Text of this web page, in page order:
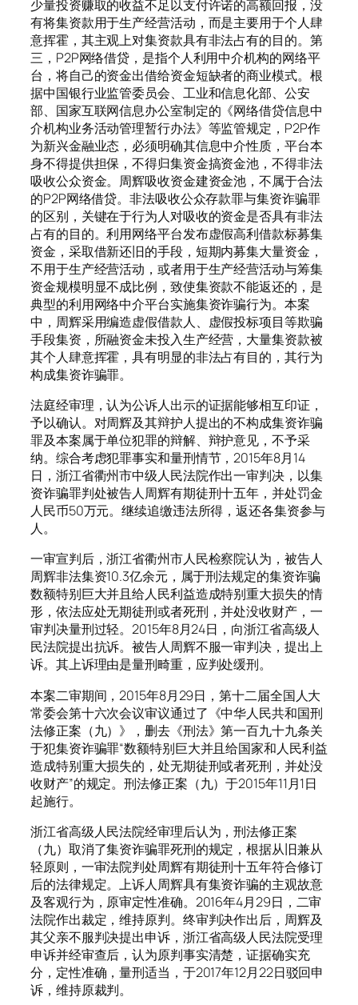
少量投资赚取的收益不足以支付许诺的高额回报，没
有将集资款用于生产经营活动，而是主要用于个人肆
意挥霍，其主观上对集资款具有非法占有的目的。第
三，P2P网络借贷，是指个人利用中介机构的网络平
台，将自己的资金出借给资金短缺者的商业模式。根
据中国银行业监管委员会、工业和信息化部、公安
部、国家互联网信息办公室制定的《网络借贷信息中
介机构业务活动管理暂行办法》等监管规定，P2P作
为新兴金融业态，必须明确其信息中介性质，平台本
身不得提供担保，不得归集资金搞资金池，不得非法
吸收公众资金。周辉吸收资金建资金池，不属于合法
的P2P网络借贷。非法吸收公众存款罪与集资诈骗罪
的区别，关键在于行为人对吸收的资金是否具有非法
占有的目的。利用网络平台发布虚假高利借款标募集
资金，采取借新还旧的手段，短期内募集大量资金，
不用于生产经营活动，或者用于生产经营活动与筹集
资金规模明显不成比例，致使集资款不能返还的，是
典型的利用网络中介平台实施集资诈骗行为。本案
中，周辉采用编造虚假借款人、虚假投标项目等欺骗
手段集资，所融资金未投入生产经营，大量集资款被
其个人肆意挥霍，具有明显的非法占有目的，其行为
构成集资诈骗罪。
法庭经审理，认为公诉人出示的证据能够相互印证，
予以确认。对周辉及其辩护人提出的不构成集资诈骗
罪及本案属于单位犯罪的辩解、辩护意见，不予采
纳。综合考虑犯罪事实和量刑情节，2015年8月14
日，浙江省衢州市中级人民法院作出一审判决，以集
资诈骗罪判处被告人周辉有期徒刑十五年，并处罚金
人民币50万元。继续追缴违法所得，返还各集资参与
人。
一审宣判后，浙江省衢州市人民检察院认为，被告人
周辉非法集资10.3亿余元，属于刑法规定的集资诈骗
数额特别巨大并且给人民利益造成特别重大损失的情
形，依法应处无期徒刑或者死刑，并处没收财产，一
审判决量刑过轻。2015年8月24日，向浙江省高级人
民法院提出抗诉。被告人周辉不服一审判决，提出上
诉。其上诉理由是量刑畸重，应判处缓刑。
本案二审期间，2015年8月29日，第十二届全国人大
常委会第十六次会议审议通过了《中华人民共和国刑
法修正案（九）》，删去《刑法》第一百九十九条关
于犯集资诈骗罪“数额特别巨大并且给国家和人民利益
造成特别重大损失的，处无期徒刑或者死刑，并处没
收财产”的规定。刑法修正案（九）于2015年11月1日
起施行。
浙江省高级人民法院经审理后认为，刑法修正案
（九）取消了集资诈骗罪死刑的规定，根据从旧兼从
轻原则，一审法院判处周辉有期徒刑十五年符合修订
后的法律规定。上诉人周辉具有集资诈骗的主观故意
及客观行为，原审定性准确。2016年4月29日，二审
法院作出裁定，维持原判。终审判决作出后，周辉及
其父亲不服判决提出申诉，浙江省高级人民法院受理
申诉并经审查后，认为原判事实清楚，证据确实充
分，定性准确，量刑适当，于2017年12月22日驳回申
诉，维持原裁判。